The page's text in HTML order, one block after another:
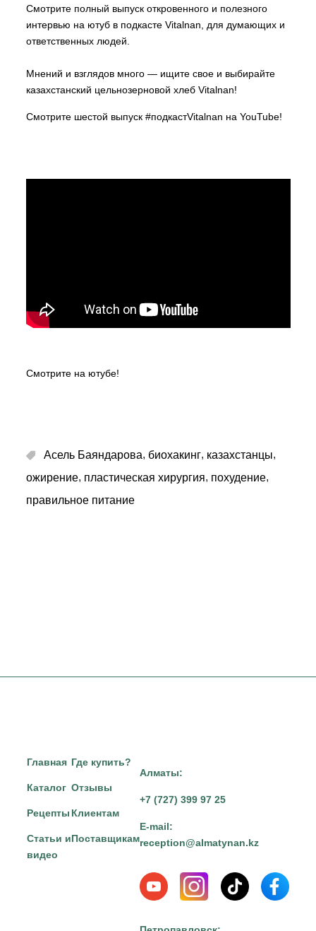
Смотрите полный выпуск откровенного и полезного
интервью на ютуб в подкасте Vitalnan, для думающих и
ответственных людей.
Мнений и взглядов много — ищите свое и выбирайте
казахстанский цельнозерновой хлеб Vitalnan!
Смотрите шестой выпуск #подкастVitalnan на YouTube!
Смотрите на ютубе!
Асель Баяндарова, биохакинг, казахстанцы,
ожирение, пластическая хирургия, похудение,
правильное питание
Главная
Каталог
Рецепты
Статьи и
видео
Где купить?
Отзывы
Клиентам
Поставщикам
Алматы:
+7 (727) 399 97 25
E-mail:
reception@almatynan.kz